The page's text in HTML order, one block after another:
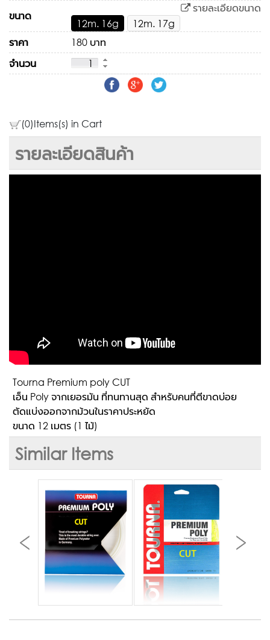
ขนาด
รายละเอียดขนาด
12m. 16g
12m. 17g
ราคา
180 บาท
จำนวน
(0)Items(s) in Cart
รายละเอียดสินค้า
Tourna Premium poly CUT
เอ็น Poly จากเยอรมัน ที่ทนทานสุด สำหรับคนที่ตีขาดบ่อย
ตัดแบ่งออกจากม้วนในราคาประหยัด
ขนาด 12 เมตร (1 ไม้)
Similar Items